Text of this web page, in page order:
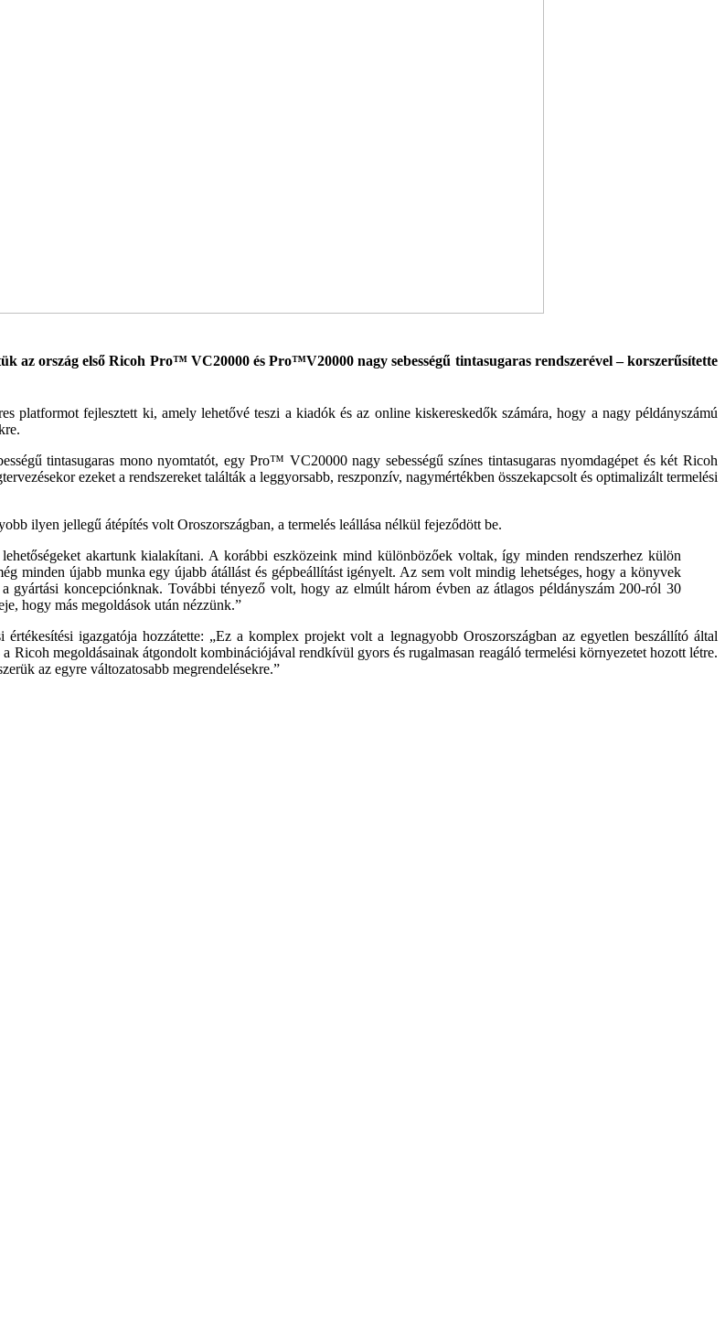
az ország első Ricoh Pro™ VC20000 és Pro™V20000 nagy sebességű tintasugaras rendszerével – korszerűsítette
platformot fejlesztett ki, amely lehetővé teszi a kiadók és az online kiskereskedők számára, hogy a nagy példányszámú
tintasugaras mono nyomtatót, egy Pro™ VC20000 nagy sebességű színes tintasugaras nyomdagépet és két Ricoh
ezeket a rendszereket találták a leggyorsabb, reszponzív, nagymértékben összekapcsolt és optimalizált termelési
ilyen jellegű átépítés volt Oroszországban, a termelés leállása nélkül fejeződött be.
akartunk kialakítani. A korábbi eszközeink mind különbözőek voltak, így minden rendszerhez külön
minden újabb munka egy újabb átállást és gépbeállítást igényelt. Az sem volt mindig lehetséges, hogy a könyvek
gyártási koncepciónknak. További tényező volt, hogy az elmúlt három évben az átlagos példányszám 200-ról 30
hogy más megoldások után nézzünk.”
igazgatója hozzátette: „Ez a komplex projekt volt a legnagyobb Oroszországban az egyetlen beszállító által
Ricoh megoldásainak átgondolt kombinációjával rendkívül gyors és rugalmasan reagáló termelési környezetet hozott létre.
az egyre változatosabb megrendelésekre.”